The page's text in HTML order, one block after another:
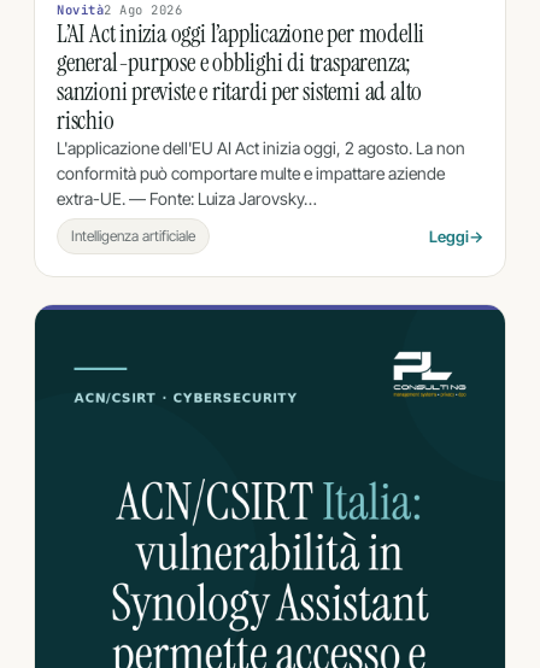
Novità2 Ago 2026
L’AI Act inizia oggi l’applicazione per modelli
general-purpose e obblighi di trasparenza;
sanzioni previste e ritardi per sistemi ad alto
rischio
L'applicazione dell'EU AI Act inizia oggi, 2 agosto. La non
conformità può comportare multe e impattare aziende
extra-UE. — Fonte: Luiza Jarovsky…
Intelligenza artificiale Leggi→